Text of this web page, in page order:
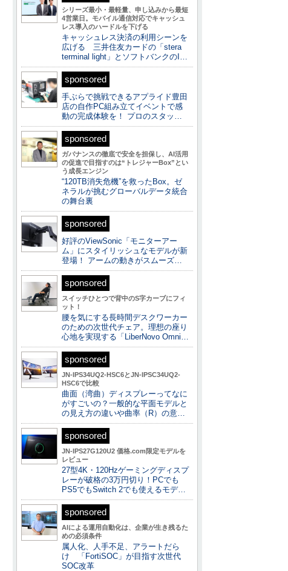
シリーズ最小・最軽量、申し込みから最短
4営業日。モバイル通信対応でキャッシュ
レス導入のハードルを下げる
キャッシュレス決済の利用シーンを
広げる 三井住友カードの「stera
terminal light」とソフトバンクのI…
sponsored
手ぶらで挑戦できるアプライド豊田
店の自作PC組み立てイベントで感
動の完成体験を！ プロのスタッ…
sponsored
ガバナンスの徹底で安全を担保し、AI活用
の促進で目指すのは“トレジャーBox”とい
う成長エンジン
“120TB消失危機”を救ったBox。ゼ
ネラルが挑むグローバルデータ統合
の舞台裏
sponsored
好評のViewSonic「モニターアー
ム」にスタイリッシュなモデルが新
登場！ アームの動きがスムーズ…
sponsored
スイッチひとつで背中のS字カーブにフィ
ット！
腰を気にする長時間デスクワーカー
のための次世代チェア。理想の座り
心地を実現する「LiberNovo Omni…
sponsored
JN-IPS34UQ2-HSC6とJN-IPSC34UQ2-
HSC6で比較
曲面（湾曲）ディスプレーってなに
がすごいの？一般的な平面モデルと
の見え方の違いや曲率（R）の意…
sponsored
JN-IPS27G120U2 価格.com限定モデルを
レビュー
27型4K・120Hzゲーミングディスプ
レーが破格の3万円切り！PCでも
PS5でもSwitch 2でも使えるモデ…
sponsored
AIによる運用自動化は、企業が生き残るた
めの必須条件
属人化、人手不足、アラートだら
け 「FortiSOC」が目指す次世代
SOC改革